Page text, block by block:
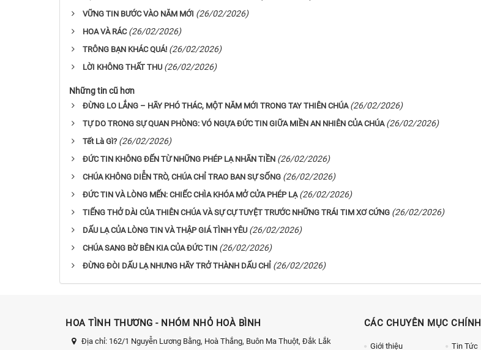
VỮNG TIN BƯỚC VÀO NĂM MỚI (26/02/2026)
HOA VÀ RÁC (26/02/2026)
TRÔNG BẠN KHÁC QUÁ! (26/02/2026)
LỜI KHÔNG THẤT THU (26/02/2026)
Những tin cũ hơn
ĐỪNG LO LẮNG – HÃY PHÓ THÁC, MỘT NĂM MỚI TRONG TAY THIÊN CHÚA (26/02/2026)
TỰ DO TRONG SỰ QUAN PHÒNG: VÓ NGỰA ĐỨC TIN GIỮA MIỀN AN NHIÊN CỦA CHÚA (26/02/2026)
Tết Là Gì? (26/02/2026)
ĐỨC TIN KHÔNG ĐẾN TỪ NHỮNG PHÉP LẠ NHÃN TIỀN (26/02/2026)
CHÚA KHÔNG DIỄN TRÒ, CHÚA CHỈ TRAO BAN SỰ SỐNG (26/02/2026)
ĐỨC TIN VÀ LÒNG MẾN: CHIẾC CHÌA KHÓA MỞ CỬA PHÉP LẠ (26/02/2026)
TIẾNG THỞ DÀI CỦA THIÊN CHÚA VÀ SỰ CỰ TUYỆT TRƯỚC NHỮNG TRÁI TIM XƠ CỨNG (26/02/2026)
DẤU LẠ CỦA LÒNG TIN VÀ THẬP GIÁ TÌNH YÊU (26/02/2026)
CHÚA SANG BỜ BÊN KIA CỦA ĐỨC TIN (26/02/2026)
ĐỪNG ĐÒI DẤU LẠ NHƯNG HÃY TRỞ THÀNH DẤU CHỈ (26/02/2026)
HOA TÌNH THƯƠNG - NHÓM NHỎ HOÀ BÌNH
Địa chỉ: 162/1 Nguyễn Lương Bằng, Hoà Thắng, Buôn Ma Thuột, Đắk Lắk
CÁC CHUYÊN MỤC CHÍNH
Giới thiệu Tin Tức